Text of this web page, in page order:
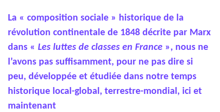
La « composition sociale » historique de la
révolution continentale de 1848 décrite par Marx
dans « Les luttes de classes en France », nous ne
l’avons pas suffisamment, pour ne pas dire si
peu, développée et étudiée dans notre temps
historique local-global, terrestre-mondial, ici et
maintenant